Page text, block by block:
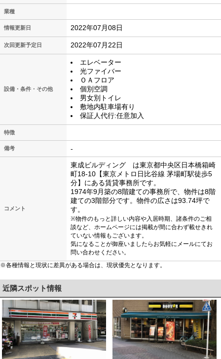
業種
情報更新日 2022年07月08日
次回更新予定日 2022年07月22日
設備・条件・その他
エレベーター
光ファイバー
ＯＡフロア
個別空調
男女別トイレ
敷地内駐車場有り
保証人代行:任意加入
特徴
備考 -
コメント
東成ビルディング は東京都中央区日本橋箱崎
町18-10【東京メトロ日比谷線 茅場町駅徒歩5
分】にある賃貸事務所です。
1974年9月築の8階建ての事務所で、物件は8階
建ての3階部分です。物件の広さは93.74坪で
す。
※物件のもっと詳しい内容や入居時期、諸条件のご相
談など、ホームページには掲載が間に合わず載せきれ
ていない情報もございます。
気になることが御座いましたらお気軽にメールにてお
問い合わせください。
※各種情報と現状に差異がある場合は、現状優先となります。
近隣スポット情報